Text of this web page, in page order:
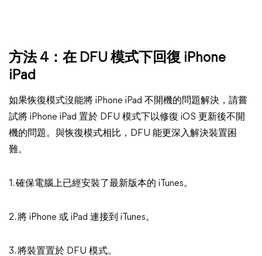
方法 4：在 DFU 模式下回復 iPhone
iPad
如果恢復模式沒能將 iPhone iPad 不開機的問題解決，請嘗
試將 iPhone iPad 置於 DFU 模式下以修復 iOS 更新後不開
機的問題。與恢復模式相比，DFU 能更深入解決裝置困
難。
1. 確保電腦上已經安裝了最新版本的 iTunes。
2. 將 iPhone 或 iPad 連接到 iTunes。
3. 將裝置置於 DFU 模式。